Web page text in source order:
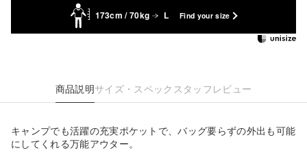
173cm / 70kg L Find your size
商品説明サイズ・スペック スタッフレビュー
キャンプでも活躍の充実ポケットで、バッグ要らずの外出も可能
にしてくれる万能アウター。